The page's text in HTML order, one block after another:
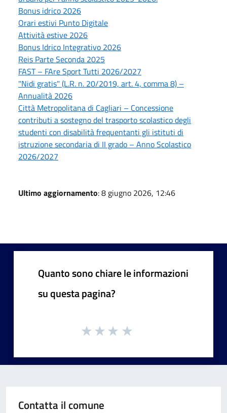
Bonus idrico 2026
Orari estivi Punto Digitale
Attività estive 2026
Bonus Idrico Integrativo 2026
Reis Parte Seconda 2025
FAST – FAre Sport Tutti 2026/2027
"Nidi gratis" (L.R. n. 20/2019, art. 4, comma 8) –
Annualità 2026
Città Metropolitana di Cagliari – Concessione
contributi a sostegno del trasporto scolastico degli
studenti con disabilità frequentanti gli istituti di
istruzione secondaria di II grado – Anno Scolastico
2026/2027
Ultimo aggiornamento: 8 giugno 2026, 12:46
Quanto sono chiare le informazioni
su questa pagina?
Contatta il comune